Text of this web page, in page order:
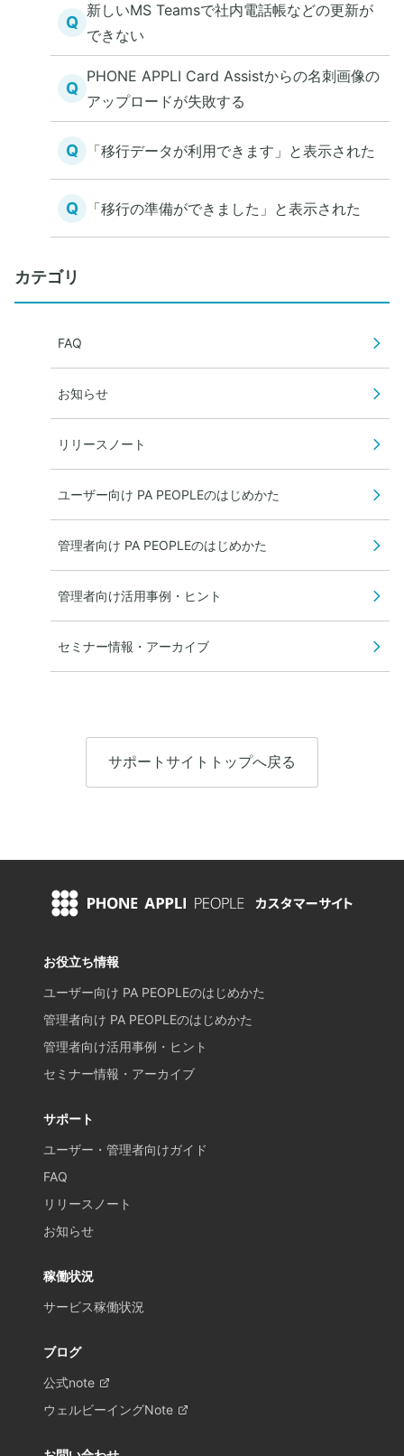
Q
新しいMS Teamsで社内電話帳などの更新が
できない
Q
PHONE APPLI Card Assistからの名刺画像の
アップロードが失敗する
Q 「移行データが利用できます」と表示された
Q 「移行の準備ができました」と表示された
カテゴリ
FAQ
お知らせ
リリースノート
ユーザー向け PA PEOPLEのはじめかた
管理者向け PA PEOPLEのはじめかた
管理者向け活用事例・ヒント
セミナー情報・アーカイブ
サポートサイトトップへ戻る
お役立ち情報
ユーザー向け PA PEOPLEのはじめかた
管理者向け PA PEOPLEのはじめかた
管理者向け活用事例・ヒント
セミナー情報・アーカイブ
サポート
ユーザー・管理者向けガイド
FAQ
リリースノート
お知らせ
稼働状況
サービス稼働状況
ブログ
公式note
ウェルビーイングNote